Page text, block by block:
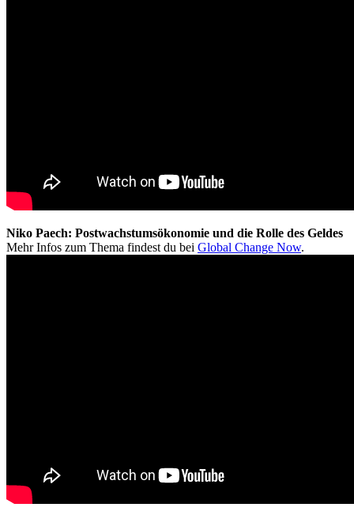
Niko Paech: Postwachstumsökonomie und die Rolle des Geldes
Mehr Infos zum Thema findest du bei Global Change Now.